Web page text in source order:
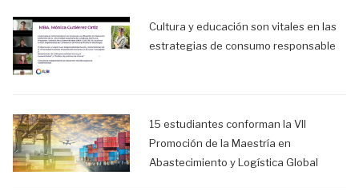
Cultura y educación son vitales en las
estrategias de consumo responsable
15 estudiantes conforman la VII
Promoción de la Maestría en
Abastecimiento y Logística Global